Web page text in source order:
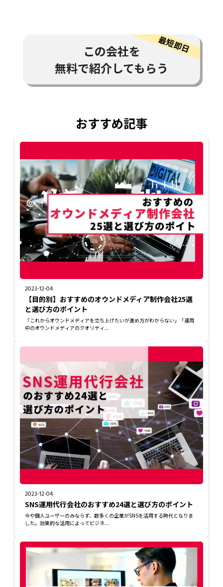
この会社を
無料で紹介してもらう
おすすめ記事
2023-12-04
【目的別】おすすめのオウンドメディア制作会社25選
と選び方のポイント
「これからオウンドメディアを立ち上げたいが進め方がわからない」「運用
中のオウンドメディアのクオリティ...
2023-12-04
SNS運用代行会社のおすすめ24選と選び方のポイント
今や個人ユーザーのみならず、数多くの企業がSNSを活用する時代となりま
した。効果的な活用によってビジネ...